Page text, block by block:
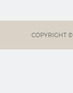
COPYRIGHT